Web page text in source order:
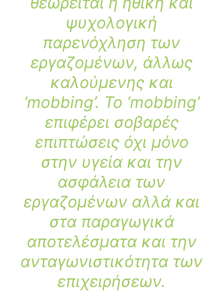
ψυχολογική
παρενόχληση των
εργαζομένων, άλλως
καλούμενης και
‘mobbing’. Το ‘mobbing’
επιφέρει σοβαρές
επιπτώσεις όχι μόνο
στην υγεία και την
ασφάλεια των
εργαζομένων αλλά και
στα παραγωγικά
αποτελέσματα και την
ανταγωνιστικότητα των
επιχειρήσεων.